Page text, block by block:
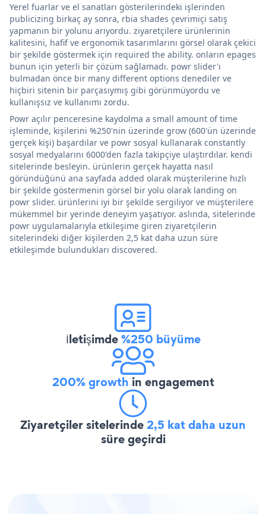
Yerel fuarlar ve el sanatları gösterilerindeki işlerinden
publicizing birkaç ay sonra, rbia shades çevrimiçi satış
yapmanın bir yolunu arıyordu. ziyaretçilere ürünlerinin
kalitesini, hafif ve ergonomik tasarımlarını görsel olarak çekici
bir şekilde göstermek için required the ability. onların epages
bunun için yeterli bir çözüm sağlamadı. powr slider'ı
bulmadan önce bir many different options denediler ve
hiçbiri sitenin bir parçasıymış gibi görünmüyordu ve
kullanışsız ve kullanımı zordu.
Powr açılır penceresine kaydolma a small amount of time
işleminde, kişilerini %250'nin üzerinde grow (600'ün üzerinde
gerçek kişi) başardılar ve powr sosyal kullanarak constantly
sosyal medyalarını 6000'den fazla takipçiye ulaştırdılar. kendi
sitelerinde besleyin. ürünlerin gerçek hayatta nasıl
göründüğünü ana sayfada added olarak müşterilerine hızlı
bir şekilde göstermenin görsel bir yolu olarak landing on
powr slider. ürünlerini iyi bir şekilde sergiliyor ve müşterilere
mükemmel bir yerinde deneyim yaşatıyor. aslında, sitelerinde
powr uygulamalarıyla etkileşime giren ziyaretçilerin
sitelerindeki diğer kişilerden 2,5 kat daha uzun süre
etkileşimde bulundukları discovered.
İletişimde%250 büyüme
200% growth in engagement
Ziyaretçiler sitelerinde2,5 kat daha uzun
süre geçirdi